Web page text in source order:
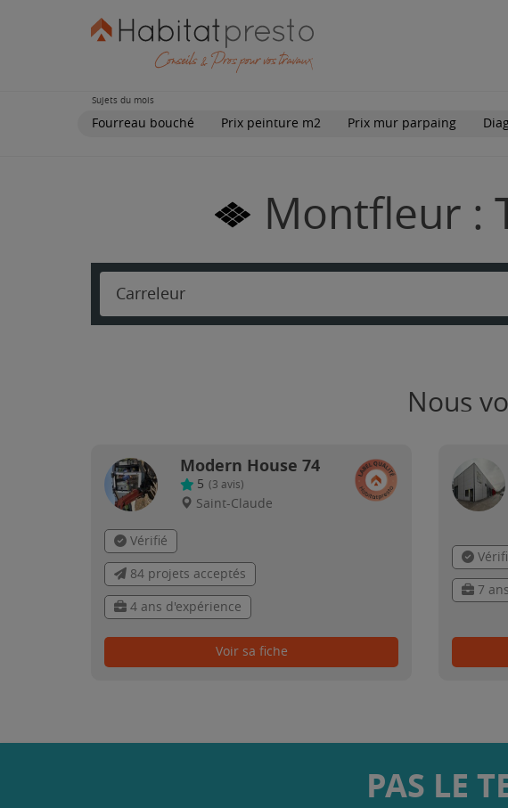
Sujets du mois
Fourreau bouché Prix peinture m2 Prix mur parpaing
Montfleur :
Carreleur
Nous
Modern House 74
5 (3 avis)
Saint-Claude
Vérifié
84 projets acceptés
4 ans d'expérience
Voir sa fiche
7
PAS LE